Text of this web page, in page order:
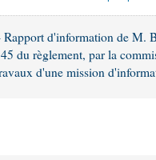
d'information de M.
du règlement, par la
d'une mission